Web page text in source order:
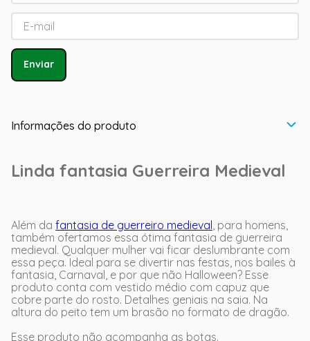
Enviar
Informações do produto
Linda fantasia Guerreira Medieval
Além da fantasia de guerreiro medieval , para homens,
também ofertamos essa ótima fantasia de guerreira
medieval. Qualquer mulher vai ficar deslumbrante com
essa peça. Ideal para se divertir nas festas, nos bailes à
fantasia, Carnaval, e por que não Halloween? Esse
produto conta com vestido médio com capuz que
cobre parte do rosto. Detalhes geniais na saia. Na
altura do peito tem um brasão no formato de dragão.
Esse produto não acompanha as botas.